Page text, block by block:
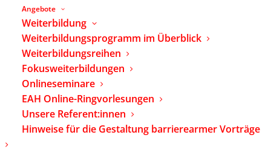
Angebote
Weiterbildung
Weiterbildungsprogramm im Überblick
Weiterbildungsreihen
Fokusweiterbildungen
Onlineseminare
EAH Online-Ringvorlesungen
Unsere Referent:innen
Hinweise für die Gestaltung barrierearmer Vorträge
Seminar-Nr.:
Meine Puppe kann was, das
ich nicht kann! Puppen und
Puppenspiel als Hilfsmittel
in der heilpädagogischen
Praxis
Datum: